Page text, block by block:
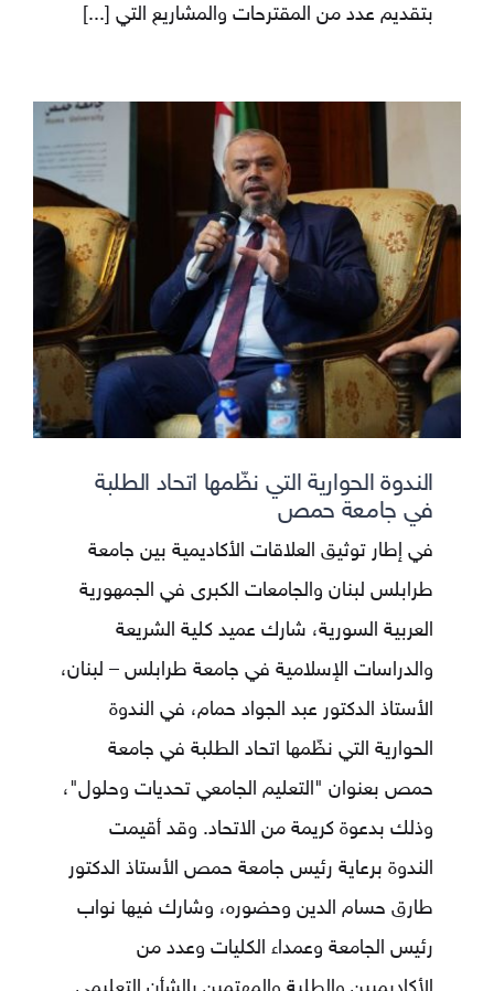
بتقديم عدد من المقترحات والمشاريع التي [...]
الندوة الحوارية التي نظّمها اتحاد الطلبة
في جامعة حمص
في إطار توثيق العلاقات الأكاديمية بين جامعة
طرابلس لبنان والجامعات الكبرى في الجمهورية
العربية السورية، شارك عميد كلية الشريعة
والدراسات الإسلامية في جامعة طرابلس – لبنان،
الأستاذ الدكتور عبد الجواد حمام، في الندوة
الحوارية التي نظّمها اتحاد الطلبة في جامعة
حمص بعنوان "التعليم الجامعي تحديات وحلول"،
وذلك بدعوة كريمة من الاتحاد. وقد أقيمت
الندوة برعاية رئيس جامعة حمص الأستاذ الدكتور
طارق حسام الدين وحضوره، وشارك فيها نواب
رئيس الجامعة وعمداء الكليات وعدد من